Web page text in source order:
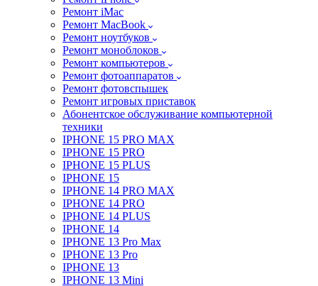
Ремонт iMac
Ремонт MacBook
Ремонт ноутбуков
Ремонт моноблоков
Ремонт компьютеров
Ремонт фотоаппаратов
Ремонт фотовспышек
Ремонт игровых приставок
Абонентское обслуживание компьютерной
техники
IPHONE 15 PRO MAX
IPHONE 15 PRO
IPHONE 15 PLUS
IPHONE 15
IPHONE 14 PRO MAX
IPHONE 14 PRO
IPHONE 14 PLUS
IPHONE 14
IPHONE 13 Pro Max
IPHONE 13 Pro
IPHONE 13
IPHONE 13 Mini